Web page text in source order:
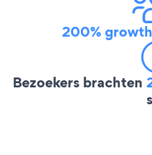
200% growth
Bezoekers brachten